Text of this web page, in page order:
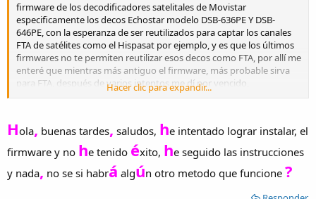
firmware de los decodificadores satelitales de Movistar
especificamente los decos Echostar modelo DSB-636PE Y DSB-
646PE, con la esperanza de ser reutilizados para captar los canales
FTA de satélites como el Hispasat por ejemplo, y es que los últimos
firmwares no te permiten reutilizar esos decos como FTA, por allí me
enteré que mientras más antiguo el firmware, más probable sirva
para FTA, después de varios intentos me dí por vencido,
conversando con un técnico Venezolano me dijo que sí hay un
Para cambiar el firmware utilizo el programa EchoLoader.exe
(versión 3.0) y una interface USB UART como el de la foto.
Subo los firmwares que tengo para que experimenten
Saludos
Ver el archivo adjunto 189603
Ver el archivo adjunto
Hacer clic para expandir...
Hola, buenas tardes, saludos, he intentado lograr instalar, el
firmware y no he tenido éxito, he seguido las instrucciones
y nada, no se si habrá algún otro metodo que funcione ?